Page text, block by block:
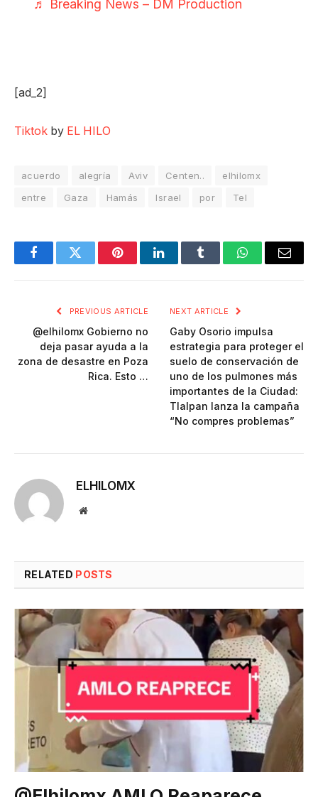
♬ Breaking News – DM Production
[ad_2]
Tiktok by EL HILO
acuerdo alegría Aviv Centen..
elhilomx
entre
Gaza Hamás Israel por Tel
FacebookTwitter PinterestLinkedInTumblr WhatsAppEmail
PREVIOUS ARTICLE
@elhilomx Gobierno no
deja pasar ayuda a la
zona de desastre en Poza
Rica. Esto …
NEXT ARTICLE
Gaby Osorio impulsa
estrategia para proteger el
suelo de conservación de
uno de los pulmones más
importantes de la Ciudad:
Tlalpan lanza la campaña
“No compres problemas”
ELHILOMX
Website
RELATED POSTS